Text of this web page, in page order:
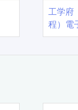
工学
程）電